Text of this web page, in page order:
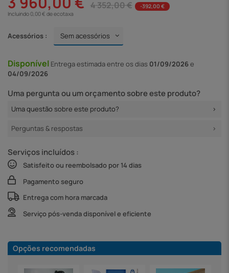
4 352,00 €
-392,00 €
Incluindo 0,00 € de ecotaxa
Acessórios :
Disponível Entregaestimada entre os dias 01/09/2026e
04/09/2026
Uma pergunta ou um orçamento sobre este produto?
Uma questão sobre este produto?
Perguntas & respostas
Serviços incluídos :
Satisfeito ou reembolsado por 14 dias
Pagamento seguro
Entrega com hora marcada
Serviço pós-venda disponível e eficiente
Opções recomendadas